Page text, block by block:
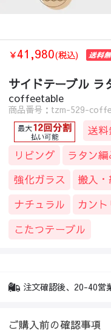
￥41,980(税込)
サイドテーブル ラ
coffeetable
商品番号：tzm-529-
送
リビング
ラタン編
強化ガラス
搬入
ナチュラル
カン
こたつテーブル
注文確認後、20-40営
ご購入前の確認事項